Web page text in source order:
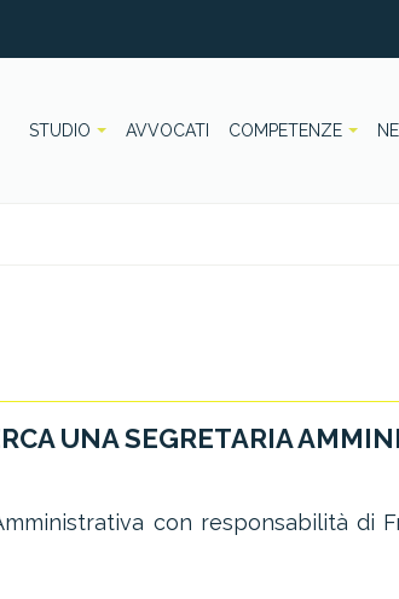
STUDIO AVVOCATI COMPETENZE
UNA SEGRETARIA
con responsabilità di